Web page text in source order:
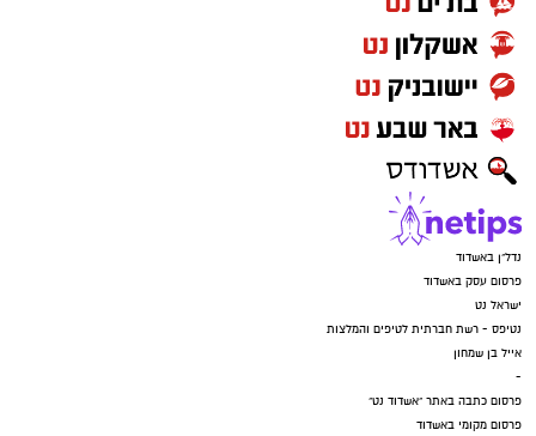
נדל"ן באשדוד
פרסום עסק באשדוד
ישראל נט
נטיפס - רשת חברתית לטיפים והמלצות
אייל בן שמחון
-
פרסום כתבה באתר "אשדוד נט"
פרסום מקומי באשדוד